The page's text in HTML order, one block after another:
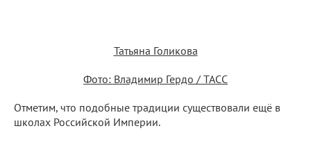
Татьяна Голикова
Фото: Владимир Гердо / ТАСС
Отметим, что подобные традиции существовали ещё в
школах Российской Империи.